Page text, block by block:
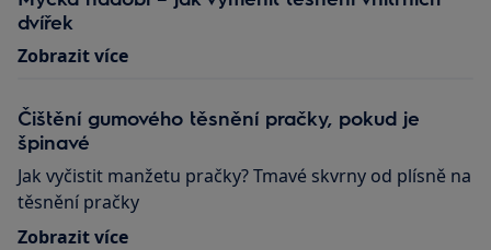
dvířek
Zobrazit více
Čištění gumového těsnění pračky, pokud je
špinavé
Jak vyčistit manžetu pračky? Tmavé skvrny od plísně na
těsnění pračky
Zobrazit více